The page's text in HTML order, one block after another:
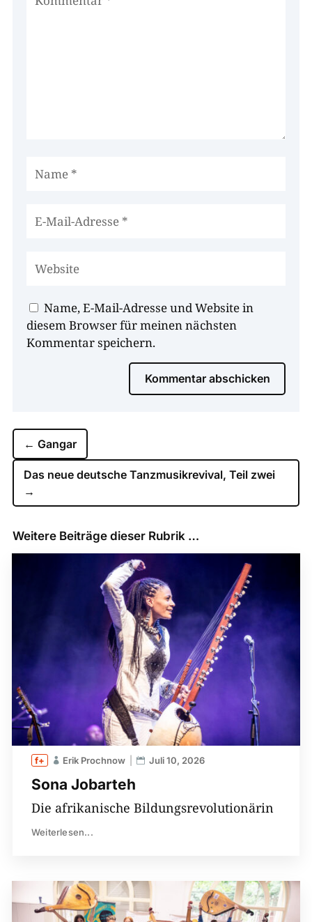
Name, E-Mail-Adresse und Website in
diesem Browser für meinen nächsten
Kommentar speichern.
Kommentar abschicken
← Gangar
Das neue deutsche Tanzmusikrevival, Teil zwei
→
Weitere Beiträge dieser Rubrik …
Sona Jobarteh
Erik Prochnow Juli 10, 2026
Die afrikanische Bildungsrevolutionärin
Weiterlesen...